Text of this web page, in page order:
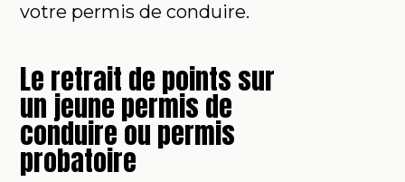
votre permis de conduire.
Le retrait de points sur
un jeune permis de
conduire ou permis
probatoire